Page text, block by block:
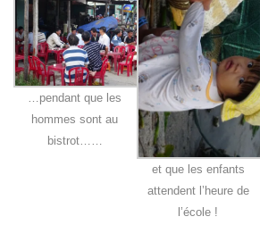
…pendant que les
hommes sont au
bistrot……
et que les enfants
attendent l’heure de
l’école !